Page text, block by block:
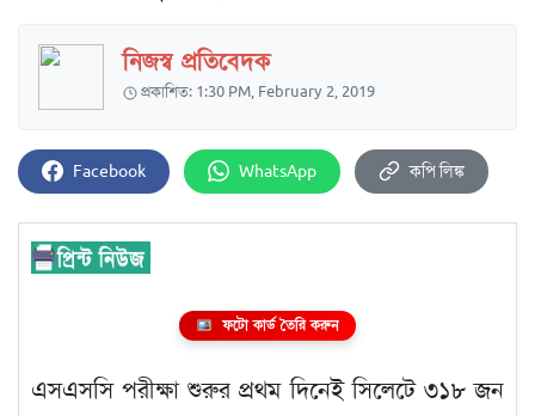
নিজস্ব প্রতিবেদক
প্রকাশিত: 1:30 PM, February 2, 2019
Facebook WhatsApp কপি লিঙ্ক
ফটো কার্ড তৈরি করুন
এসএসসি পরীক্ষা শুরুর প্রথম দিনেই সিলেটে ৩১৮ জন